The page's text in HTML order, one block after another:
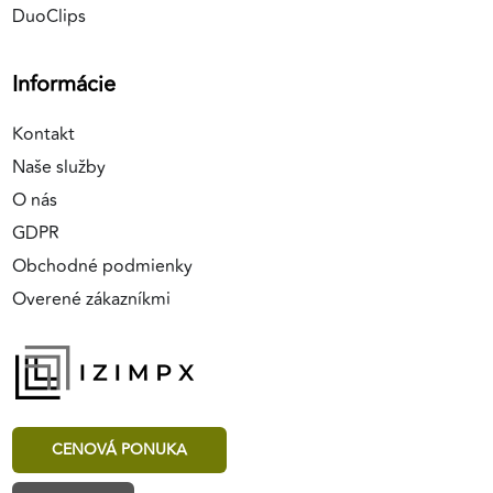
DuoClips
Informácie
Kontakt
Naše služby
O nás
GDPR
Obchodné podmienky
Overené zákazníkmi
CENOVÁ PONUKA